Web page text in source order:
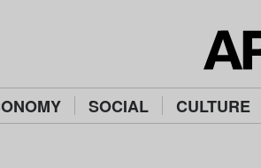
SOCIAL CULTURE